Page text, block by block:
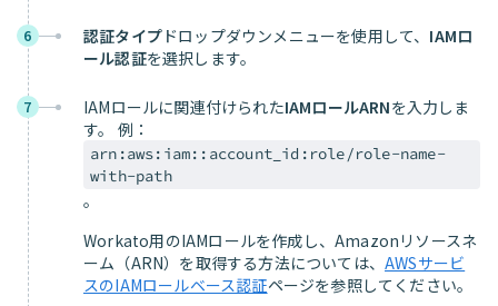
6 認証タイプ ドロップダウンメニューを使用して、 IAMロ
ール認証を選択します。
7 IAMロールに関連付けられたIAMロールARNを入力しま
す。 例：
arn:aws:iam::account_id:role/role-name-
with-path
。
Workato用のIAMロールを作成し、Amazonリソースネ
ーム（ARN）を取得する方法については、 AWSサービ
スのIAMロールベース認証ページを参照してください。